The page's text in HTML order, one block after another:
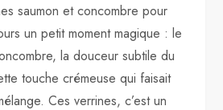
saumon et concombre pour
un petit moment magique : le
la douceur subtile du
touche crémeuse qui faisait
Ces verrines, c’est un